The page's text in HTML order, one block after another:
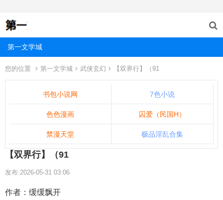
第一文学城
您的位置 第一文学城 武侠玄幻 【双界行】（91
书包小说网 7色小说
色色漫画 囚爱（民国H）
禁漫天堂 极品淫乱合集
【双界行】（91
发布:2026-05-31 03:06
作者：缓缓飘开